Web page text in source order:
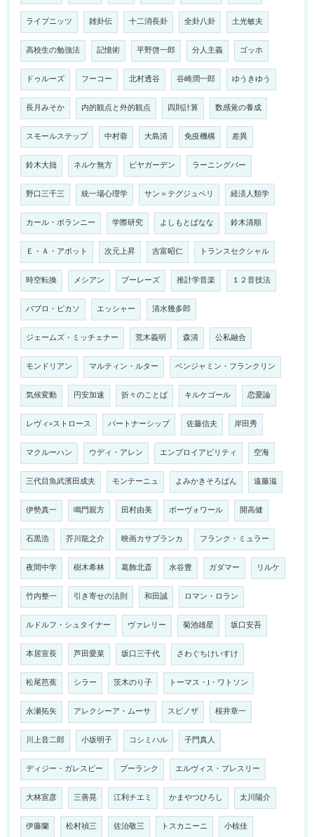
ライプニッツ 雑卦伝 十二消長卦 全卦八卦 土光敏夫
高校生の勉強法 記憶術 平野啓一郎 分人主義 ゴッホ
ドゥルーズ フーコー 北村透谷 谷崎潤一郎 ゆうきゆう
長月みそか 内的観点と外的観点 四則計算 数感覚の養成
スモールステップ 中村蓉 大島清 免疫機構 差異
鈴木大拙 ネルケ無方 ビヤガーデン ラーニングバー
野口三千三 統一場心理学 サン＝テグジュペリ 経済人類学
カール・ポランニー 学際研究 よしもとばなな 鈴木清順
Ｅ・Ａ・アボット 次元上昇 吉富昭仁 トランスセクシャル
時空転換 メシアン ブーレーズ 推計学音楽 １２音技法
パブロ・ピカソ エッシャー 清水幾多郎
ジェームズ・ミッチェナー 荒木義明 森清 公私融合
モンドリアン マルティン・ルター ベンジャミン・フランクリン
気候変動 円安加速 折々のことば キルケゴール 恋愛論
レヴィ=ストロース パートナーシップ 佐藤信夫 岸田秀
マクルーハン ウディ・アレン エンプロイアビリティ 空海
三代目魚武濱田成夫 モンテーニュ よみかきそろばん 遠藤滋
伊勢真一 鳴門親方 田村由美 ボーヴォワール 開高健
石黒浩 芥川龍之介 映画カサブランカ フランク・ミュラー
夜間中学 樹木希林 葛飾北斎 水谷豊 ガダマー リルケ
竹内整一 引き寄せの法則 和田誠 ロマン・ロラン
ルドルフ・シュタイナー ヴァレリー 菊池雄星 坂口安吾
本居宣長 芦田愛菜 坂口三千代 さわぐちけいすけ
松尾芭蕉 シラー 茨木のり子 トーマス・J・ワトソン
永瀬拓矢 アレクシーア・ムーサ スピノザ 桜井章一
川上音二郎 小坂明子 コシミハル 子門真人
ディジー・ガレスピー プーランク エルヴィス・プレスリー
大林宣彦 三善晃 江利チエミ かまやつひろし 太川陽介
伊藤蘭 松村禎三 佐治敬三 トスカニーニ 小椋佳